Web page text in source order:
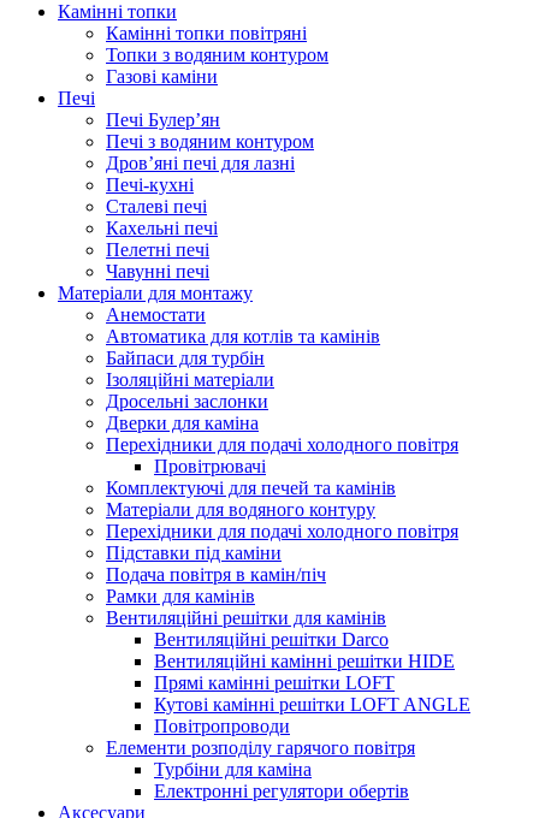
Камінні топки
Камінні топки повітряні
Топки з водяним контуром
Газові каміни
Печі
Печі Булер’ян
Печі з водяним контуром
Дров’яні печі для лазні
Печі-кухні
Сталеві печі
Кахельні печі
Пелетні печі
Чавунні печі
Матеріали для монтажу
Анемостати
Автоматика для котлів та камінів
Байпаси для турбін
Ізоляційні матеріали
Дросельні заслонки
Дверки для каміна
Перехідники для подачі холодного повітря
Провітрювачі
Комплектуючі для печей та камінів
Матеріали для водяного контуру
Перехідники для подачі холодного повітря
Підставки під каміни
Подача повітря в камін/піч
Рамки для камінів
Вентиляційні решітки для камінів
Вентиляційні решітки Darco
Вентиляційні камінні решітки HIDE
Прямі камінні решітки LOFT
Кутові камінні решітки LOFT ANGLE
Повітропроводи
Елементи розподілу гарячого повітря
Турбіни для каміна
Електронні регулятори обертів
Аксесуари